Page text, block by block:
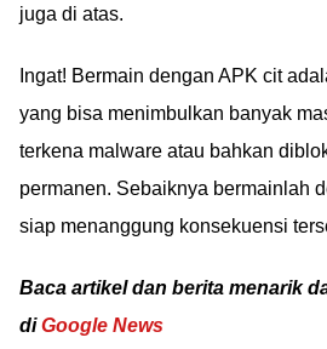
juga di atas.
Ingat! Bermain dengan APK cit
yang bisa menimbulkan banyak
terkena malware atau bahkan
permanen. Sebaiknya bermainlah
siap menanggung konsekuensi
Baca artikel dan berita menarik
diGoogle News